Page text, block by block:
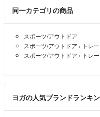
同一カテゴリの商品
スポーツ/アウトドア
スポーツ/アウトドア › トレ
スポーツ/アウトドア › トレ
ヨガの人気ブランドランキ